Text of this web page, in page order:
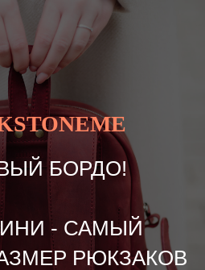
БОРДО!
- САМЫЙ
РЮКЗАКОВ